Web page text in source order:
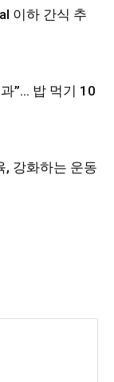
이하 간식 추
”… 밥 먹기 10
, 강화하는 운동